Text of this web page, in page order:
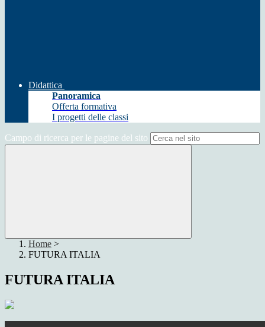
Didattica
Panoramica
Offerta formativa
I progetti delle classi
Campo di ricerca per le pagine del sito
Home >
FUTURA ITALIA
FUTURA ITALIA